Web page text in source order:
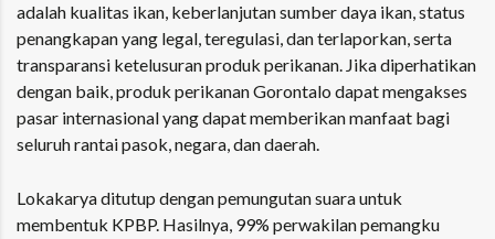
adalah kualitas ikan, keberlanjutan sumber daya ikan, status
penangkapan yang legal, teregulasi, dan terlaporkan, serta
transparansi ketelusuran produk perikanan. Jika diperhatikan
dengan baik, produk perikanan Gorontalo dapat mengakses
pasar internasional yang dapat memberikan manfaat bagi
seluruh rantai pasok, negara, dan daerah.
Lokakarya ditutup dengan pemungutan suara untuk
membentuk KPBP. Hasilnya, 99% perwakilan pemangku